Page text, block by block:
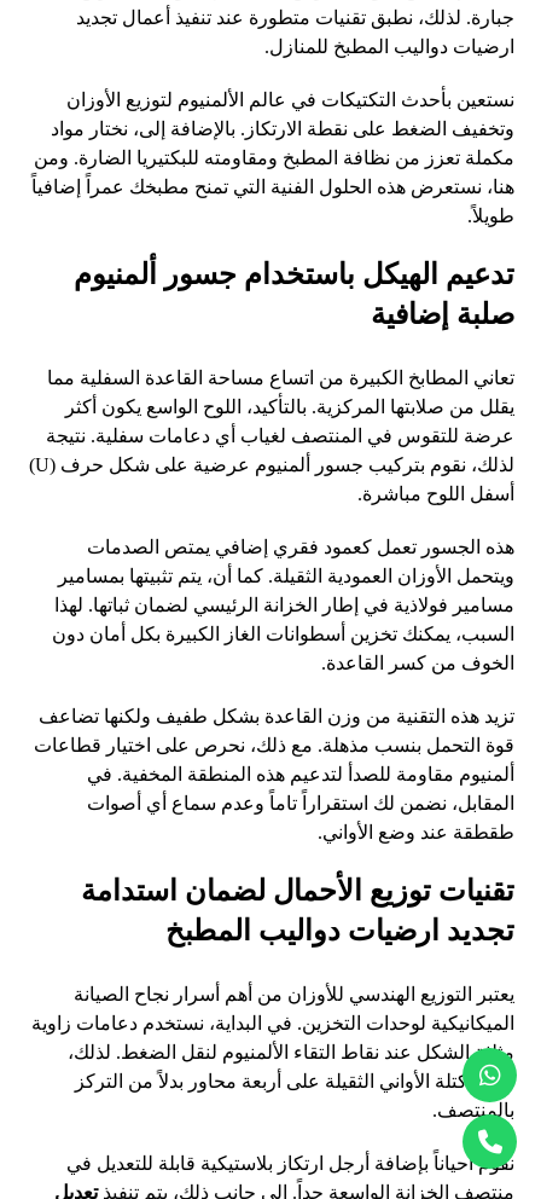
جبارة. لذلك، نطبق تقنيات متطورة عند تنفيذ أعمال تجديد
ارضيات دواليب المطبخ للمنازل.
نستعين بأحدث التكتيكات في عالم الألمنيوم لتوزيع الأوزان
وتخفيف الضغط على نقطة الارتكاز. بالإضافة إلى، نختار مواد
مكملة تعزز من نظافة المطبخ ومقاومته للبكتيريا الضارة. ومن
هنا، نستعرض هذه الحلول الفنية التي تمنح مطبخك عمراً إضافياً
طويلاً.
تدعيم الهيكل باستخدام جسور ألمنيوم
صلبة إضافية
تعاني المطابخ الكبيرة من اتساع مساحة القاعدة السفلية مما
يقلل من صلابتها المركزية. بالتأكيد، اللوح الواسع يكون أكثر
عرضة للتقوس في المنتصف لغياب أي دعامات سفلية. نتيجة
لذلك، نقوم بتركيب جسور ألمنيوم عرضية على شكل حرف (U)
أسفل اللوح مباشرة.
هذه الجسور تعمل كعمود فقري إضافي يمتص الصدمات
ويتحمل الأوزان العمودية الثقيلة. كما أن، يتم تثبيتها بمسامير
مسامير فولاذية في إطار الخزانة الرئيسي لضمان ثباتها. لهذا
السبب، يمكنك تخزين أسطوانات الغاز الكبيرة بكل أمان دون
الخوف من كسر القاعدة.
تزيد هذه التقنية من وزن القاعدة بشكل طفيف ولكنها تضاعف
قوة التحمل بنسب مذهلة. مع ذلك، نحرص على اختيار قطاعات
ألمنيوم مقاومة للصدأ لتدعيم هذه المنطقة المخفية. في
المقابل، نضمن لك استقراراً تاماً وعدم سماع أي أصوات
طقطقة عند وضع الأواني.
تقنيات توزيع الأحمال لضمان استدامة
تجديد ارضيات دواليب المطبخ
يعتبر التوزيع الهندسي للأوزان من أهم أسرار نجاح الصيانة
الميكانيكية لوحدات التخزين. في البداية، نستخدم دعامات زاوية
مثلثة الشكل عند نقاط التقاء الألمنيوم لنقل الضغط. لذلك،
تتوزع كتلة الأواني الثقيلة على أربعة محاور بدلاً من التركز
بالمنتصف.
نقوم أحياناً بإضافة أرجل ارتكاز بلاستيكية قابلة للتعديل في
منتصف الخزانة الواسعة جداً. إلى جانب ذلك، يتم تنفيذتعديل